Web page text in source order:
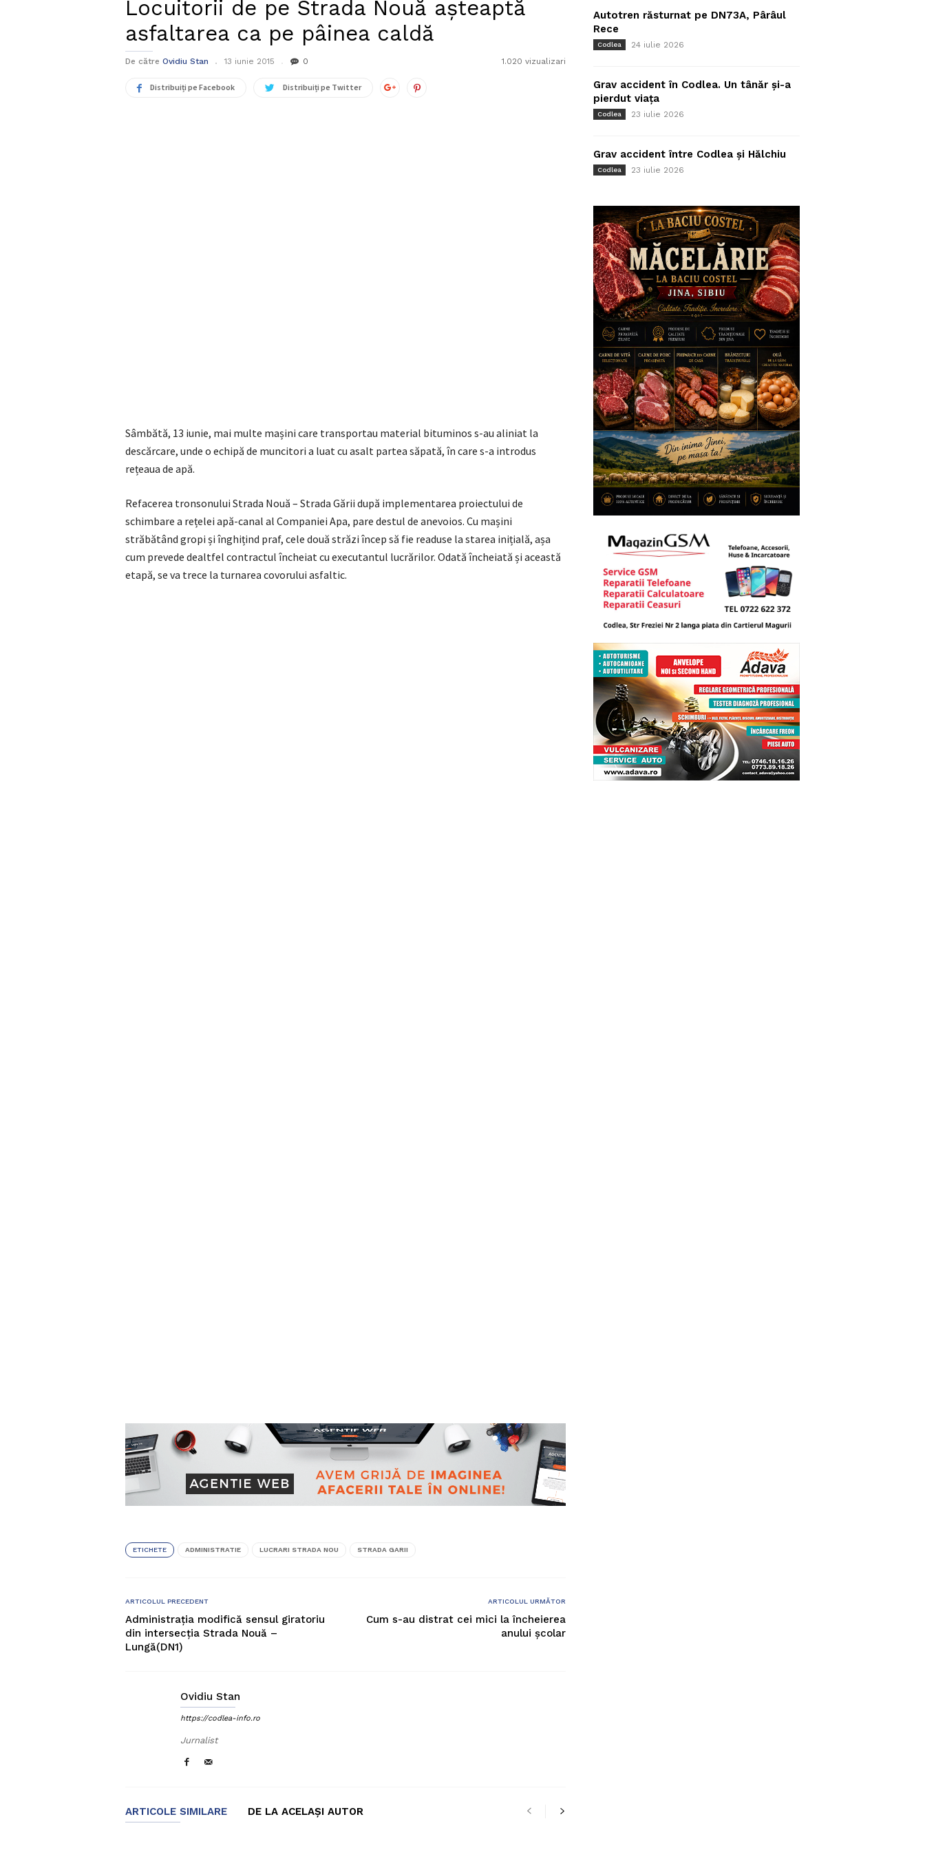
Locuitorii de pe Strada Nouă așteaptă
asfaltarea ca pe pâinea caldă
De către Ovidiu Stan 13 iunie 2015 0 1.020 vizualizari
Distribuiți pe Facebook Distribuiți pe Twitter
Sâmbătă, 13 iunie, mai multe mașini care transportau material bituminos s-au aliniat la
descărcare, unde o echipă de muncitori a luat cu asalt partea săpată, în care s-a introdus
rețeaua de apă.
Refacerea tronsonului Strada Nouă – Strada Gării după implementarea proiectului de
schimbare a rețelei apă-canal al Companiei Apa, pare destul de anevoios. Cu mașini
străbătând gropi și înghițind praf, cele două străzi încep să fie readuse la starea inițială, așa
cum prevede dealtfel contractul încheiat cu executantul lucrărilor. Odată încheiată și această
etapă, se va trece la turnarea covorului asfaltic.
ETICHETE ADMINISTRATIE LUCRARI STRADA NOU STRADA GARII
ARTICOLUL PRECEDENT
Administrația modifică sensul giratoriu
din intersecția Strada Nouă –
Lungă(DN1)
ARTICOLUL URMĂTOR
Cum s-au distrat cei mici la încheierea
anului școlar
Ovidiu Stan
https://codlea-info.ro
Jurnalist
ARTICOLE SIMILARE DE LA ACELAȘI AUTOR
Autotren răsturnat pe DN73A, Pârâul
Rece
Codlea 24 iulie 2026
Grav accident în Codlea. Un tânăr și-a
pierdut viața
Codlea 23 iulie 2026
Grav accident între Codlea și Hălchiu
Codlea 23 iulie 2026